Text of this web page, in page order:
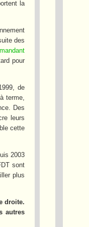
la
des
pour
de
terme,
Des
leurs
cette
2003
sont
plus
droite.
autres